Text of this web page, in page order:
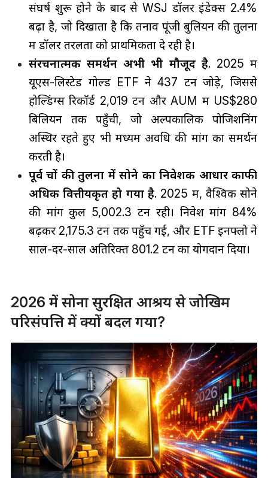
संघर्ष शुरू होने के बाद से WSJ डॉलर इंडेक्स 2.4%
बढ़ा है, जो दिखाता है कि तनाव पूंजी बुलियन की तुलना
में डॉलर तरलता को प्राथमिकता दे रही है।
संरचनात्मक समर्थन अभी भी मौजूद है. 2025 में
यूएस-लिस्टेड गोल्ड ETF ने 437 टन जोड़े, जिससे
होल्डिंग्स रिकॉर्ड 2,019 टन और AUM में US$280
बिलियन तक पहुँची, जो अल्पकालिक पोजिशनिंग
अस्थिर रहते हुए भी मध्यम अवधि की मांग का समर्थन
करती है।
पूर्व चक्रों की तुलना में सोने का निवेशक आधार काफी
अधिक वित्तीयकृत हो गया है. 2025 में, वैश्विक सोने
की मांग कुल 5,002.3 टन रही। निवेश मांग 84%
बढ़कर 2,175.3 टन तक पहुँच गई, और ETF इनफ्लो ने
साल-दर-साल अतिरिक्त 801.2 टन का योगदान दिया।
2026 में सोना सुरक्षित आश्रय से जोखिम
परिसंपत्ति में क्यों बदल गया?